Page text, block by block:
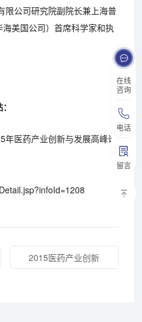
在线
咨询
电话
留言
限公司研究院副院长兼上海普
美国公司）首席科学家和执
年医药产业创新与发展高峰论
2015医药产业创新